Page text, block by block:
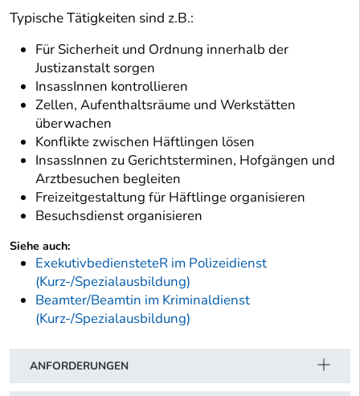
Typische Tätigkeiten sind z.B.:
Für Sicherheit und Ordnung innerhalb der
Justizanstalt sorgen
InsassInnen kontrollieren
Zellen, Aufenthaltsräume und Werkstätten
überwachen
Konflikte zwischen Häftlingen lösen
InsassInnen zu Gerichtsterminen, Hofgängen und
Arztbesuchen begleiten
Freizeitgestaltung für Häftlinge organisieren
Besuchsdienst organisieren
Siehe auch:
ExekutivbediensteteR im Polizeidienst
(Kurz-/Spezialausbildung)
Beamter/Beamtin im Kriminaldienst
(Kurz-/Spezialausbildung)
ANFORDERUNGEN